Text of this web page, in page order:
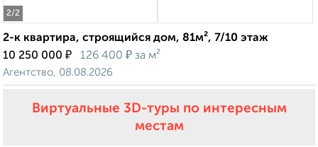
2/2
2-к квартира, строящийся дом, 81м², 7/10 этаж
10 250 000 ₽ 126 400 ₽ за м²
Агентство, 08.08.2026
Виртуальные 3D-туры по интересным
местам